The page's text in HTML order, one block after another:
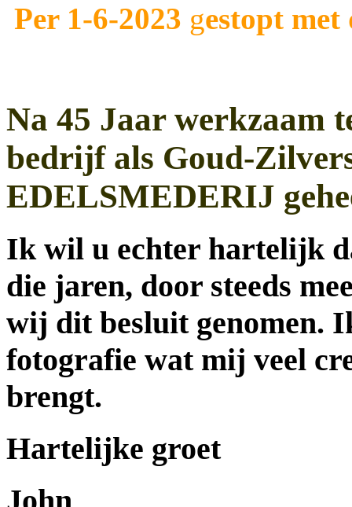
Per 1-6-2023 gestopt met
Na 45 Jaar werkzaam
bedrijf als Goud-
EDELSMEDERIJ
Ik wil u echter hartelijk
die jaren, door steeds
wij dit besluit genomen.
fotografie wat mij veel
brengt.
Hartelijke groet